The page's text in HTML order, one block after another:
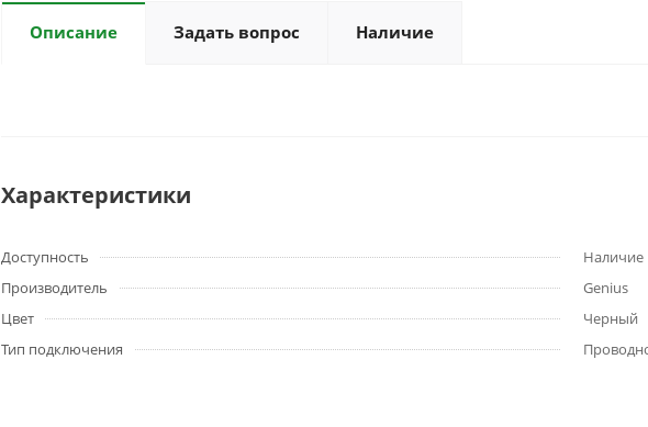
Описание Задать вопрос Наличие
Характеристики
Доступность
Наличие
Производитель
Genius
Цвет
Черный
Тип подключения